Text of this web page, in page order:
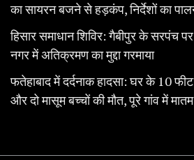
का सायरन बजने से हड़कंप, निर्देशों का
हिसार समाधान शिविर: गैबीपुर के सरपंच
नगर में अतिक्रमण का मुद्दा गरमाया
फतेहाबाद में दर्दनाक हादसा: घर के 10
और दो मासूम बच्चों की मौत, पूरे गांव में मातम